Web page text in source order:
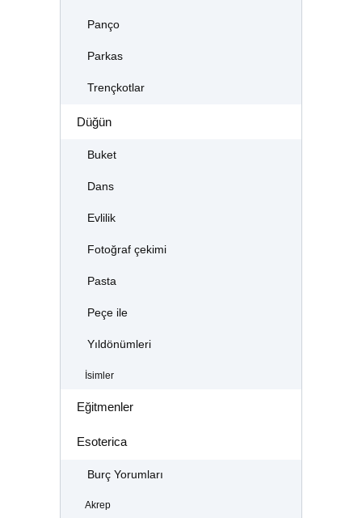
Panço
Parkas
Trençkotlar
Düğün
Buket
Dans
Evlilik
Fotoğraf çekimi
Pasta
Peçe ile
Yıldönümleri
İsimler
Eğitmenler
Esoterica
Burç Yorumları
Akrep